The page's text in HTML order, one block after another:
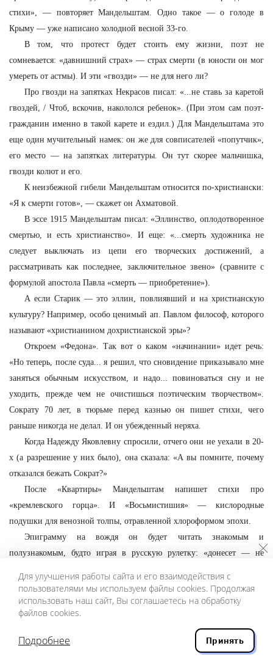
стихи», — повторяет Мандельштам. Одно такое — о голоде в
Крыму — уже написано холодной весной 33-го.
В том, что протест будет стоить ему жизни, поэт не
сомневается: «давнишний страх» — страх смерти (в юности он мог
умереть от астмы). И эти «гвозди» — не для него ли?
Про гвозди на запятках Некрасов писал: «...не ставь за каретой
гвоздей, / Чтоб, вскочив, накололся ребенок». (При этом сам поэт-
гражданин именно в такой карете и ездил.) Для Мандельштама это
еще один мучительный намек: он же для совписателей «попутчик»,
его место — на запятках литературы. Он тут скорее мальчишка,
гвозди колют и его.
К неизбежной гибели Мандельштам относится по-христиански:
«Я к смерти готов», — скажет он Ахматовой.
В эссе 1915 Мандельштам писал: «Эллинство, оплодотворенное
смертью, и есть христианство». И еще: «...смерть художника не
следует выключать из цепи его творческих достижений, а
рассматривать как последнее, заключительное звено» (сравните с
формулой апостола Павла «смерть — приобретение»).
А если Старик — это эллин, повлиявший и на христианскую
культуру? Например, особо ценимый ап. Павлом философ, которого
называют «христианином дохристианской эры»?
Откроем «Федона». Так вот о каком «начинании» идет речь:
«Но теперь, после суда... я решил, что сновидение приказывало мне
заняться обычным искусством, и надо... повиноваться сну и не
уходить, прежде чем не очистишься поэтическим творчеством».
Сократу 70 лет, в тюрьме перед казнью он пишет стихи, чего
раньше никогда не делал. И он убежденный неряха.
Когда Надежду Яковлевну спросили, отчего они не уехали в 20-
х (а разрешение у них было), она сказала: «А вы помните, почему
отказался бежать Сократ?»
После «Квартиры» Мандельштам напишет стихи про
«кремлевского горца». И «Восьмистишия» — кислородные
подушки для венозной толпы, отравленной хлороформом эпохи.
Эпиграмму на вождя он будет читать знакомым и
полузнакомым, будто играя в русскую рулетку: «донесет — не
Мандельштам ждал расстрела, но в 34-м дело ограничится ссылкой.
Его арестуют повторно в 38-м — по доносу совписателей. Он умрет
в пересыльном лагере. Умрет от истощения, как и крестьяне, убитые
В санитарном бараке, на ледяной пол которого поэт упал, стоял
Для улучшения работы сайта и его взаимодействия с
пользователями мы используем файлы cookies. Продолжая
использовать наш сайт, Вы соглашаетесь на обработку
файлов cookies.
Подробнее Принять